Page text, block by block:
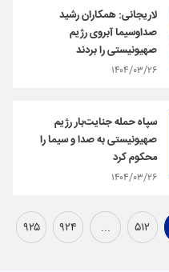
لاریجانی: همکاران رشید
صداوسیما آبروی رژیم
صهیونیستی را بردند
۱۴۰۴/۰۳/۲۶
سپاه حمله جنایت‌بار رژیم
صهیونیستی به صدا و سیما را
محکوم کرد
۱۴۰۴/۰۳/۲۶
۵۱۲ ... ۹۲۴ ۹۲۵